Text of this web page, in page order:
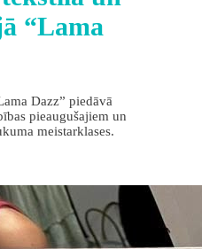
“Lama
Dazz” piedāvā
pieaugušajiem un
meistarklases.